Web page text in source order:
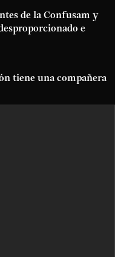
de la Confusam y
e
tiene una compañera